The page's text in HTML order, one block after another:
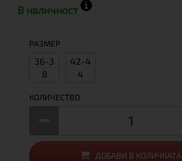
В наличност
РАЗМЕР
36-3
8
42-4
4
КОЛИЧЕСТВО
ДОБАВИ В КОЛИЧКАТА